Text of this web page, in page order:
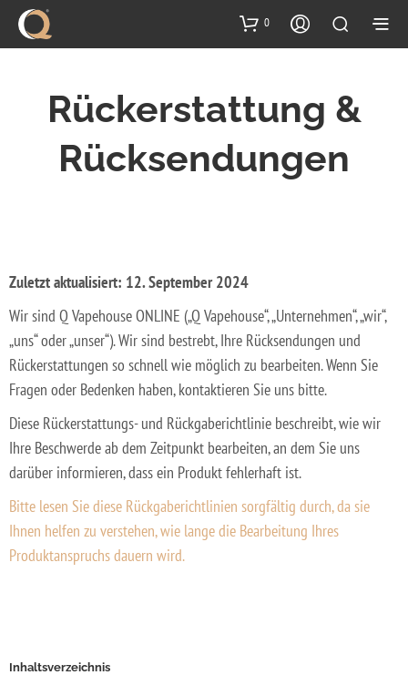
springen
0
Rückerstattung &
Rücksendungen
Zuletzt aktualisiert: 12. September 2024
Wir sind Q Vapehouse ONLINE („Q Vapehouse“, „Unternehmen“, „wir“,
„uns“ oder „unser“). Wir sind bestrebt, Ihre Rücksendungen und
Rückerstattungen so schnell wie möglich zu bearbeiten. Wenn Sie
Fragen oder Bedenken haben, kontaktieren Sie uns bitte.
Diese Rückerstattungs- und Rückgaberichtlinie beschreibt, wie wir
Ihre Beschwerde ab dem Zeitpunkt bearbeiten, an dem Sie uns
darüber informieren, dass ein Produkt fehlerhaft ist.
Bitte lesen Sie diese Rückgaberichtlinien sorgfältig durch, da sie
Ihnen helfen zu verstehen, wie lange die Bearbeitung Ihres
Produktanspruchs dauern wird.
Inhaltsverzeichnis